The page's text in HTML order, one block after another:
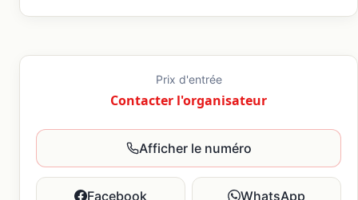
Prix d'entrée
Contacter l'organisateur
Afficher le numéro
Facebook WhatsApp